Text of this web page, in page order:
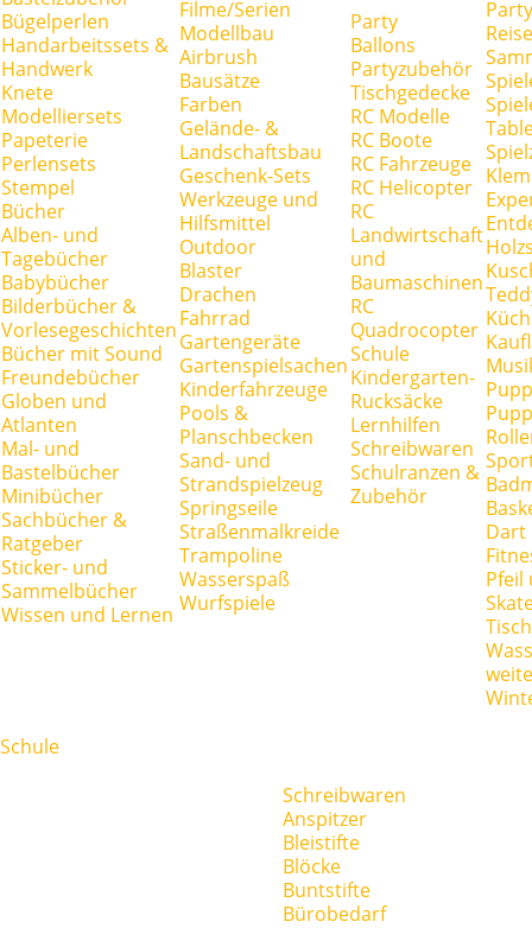
Bügelperlen
Handarbeitssets &
Handwerk
Knete
Modelliersets
Papeterie
Perlensets
Stempel
Bücher
Alben- und
Tagebücher
Babybücher
Bilderbücher &
Vorlesegeschichten
Bücher mit Sound
Freundebücher
Globen und
Atlanten
Mal- und
Bastelbücher
Minibücher
Sachbücher &
Ratgeber
Sticker- und
Sammelbücher
Wissen und Lernen
Filme/Serien
Modellbau
Airbrush
Bausätze
Farben
Gelände- &
Landschaftsbau
Geschenk-Sets
Werkzeuge und
Hilfsmittel
Outdoor
Blaster
Drachen
Fahrrad
Gartengeräte
Gartenspielsachen
Kinderfahrzeuge
Pools &
Planschbecken
Sand- und
Strandspielzeug
Springseile
Straßenmalkreide
Trampoline
Wasserspaß
Wurfspiele
Party
Ballons
Partyzubehör
Tischgedecke
RC Modelle
RC Boote
RC Fahrzeuge
RC Helicopter
RC
Landwirtschaft
und
Baumaschinen
RC
Quadrocopter
Schule
Kindergarten-
Rucksäcke
Lernhilfen
Schreibwaren
Schulranzen &
Zubehör
Dart
Pfeil
Schule
Schreibwaren
Anspitzer
Bleistifte
Blöcke
Buntstifte
Bürobedarf